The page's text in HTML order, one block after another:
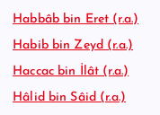
Habbâb bin Eret (r.a.)
Habib bin Zeyd (r.a.)
Haccac bin İlât (r.a.)
Hâlid bin Sâid (r.a.)